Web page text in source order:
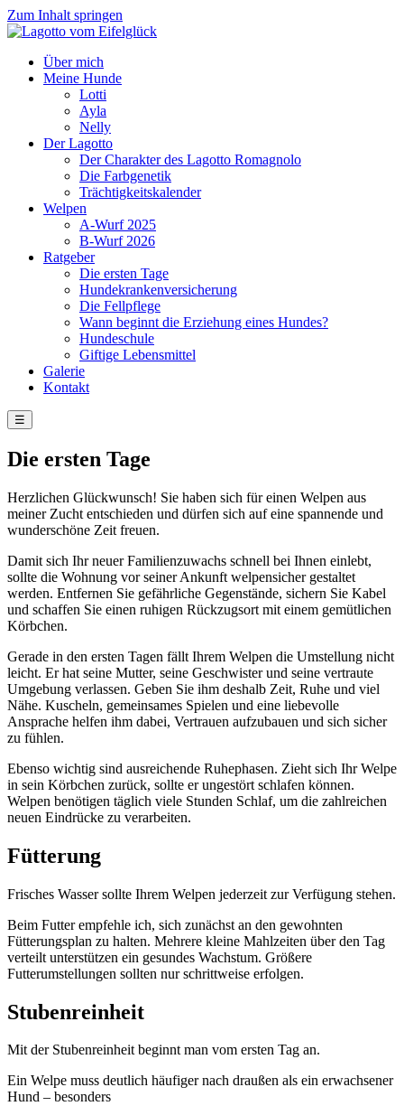
Zum Inhalt springen
Über mich
Meine Hunde
Lotti
Ayla
Nelly
Der Lagotto
Der Charakter des Lagotto Romagnolo
Die Farbgenetik
Trächtigkeitskalender
Welpen
A-Wurf 2025
B-Wurf 2026
Ratgeber
Die ersten Tage
Hundekrankenversicherung
Die Fellpflege
Wann beginnt die Erziehung eines Hundes?
Hundeschule
Giftige Lebensmittel
Galerie
Kontakt
☰
Die ersten Tage
Herzlichen Glückwunsch! Sie haben sich für einen Welpen aus
meiner Zucht entschieden und dürfen sich auf eine spannende und
wunderschöne Zeit freuen.
Damit sich Ihr neuer Familienzuwachs schnell bei Ihnen einlebt,
sollte die Wohnung vor seiner Ankunft welpensicher gestaltet
werden. Entfernen Sie gefährliche Gegenstände, sichern Sie Kabel
und schaffen Sie einen ruhigen Rückzugsort mit einem gemütlichen
Körbchen.
Gerade in den ersten Tagen fällt Ihrem Welpen die Umstellung nicht
leicht. Er hat seine Mutter, seine Geschwister und seine vertraute
Umgebung verlassen. Geben Sie ihm deshalb Zeit, Ruhe und viel
Nähe. Kuscheln, gemeinsames Spielen und eine liebevolle
Ansprache helfen ihm dabei, Vertrauen aufzubauen und sich sicher
zu fühlen.
Ebenso wichtig sind ausreichende Ruhephasen. Zieht sich Ihr Welpe
in sein Körbchen zurück, sollte er ungestört schlafen können.
Welpen benötigen täglich viele Stunden Schlaf, um die zahlreichen
neuen Eindrücke zu verarbeiten.
Fütterung
Frisches Wasser sollte Ihrem Welpen jederzeit zur Verfügung stehen.
Beim Futter empfehle ich, sich zunächst an den gewohnten
Fütterungsplan zu halten. Mehrere kleine Mahlzeiten über den Tag
verteilt unterstützen ein gesundes Wachstum. Größere
Futterumstellungen sollten nur schrittweise erfolgen.
Stubenreinheit
Mit der Stubenreinheit beginnt man vom ersten Tag an.
Ein Welpe muss deutlich häufiger nach draußen als ein erwachsener
Hund – besonders